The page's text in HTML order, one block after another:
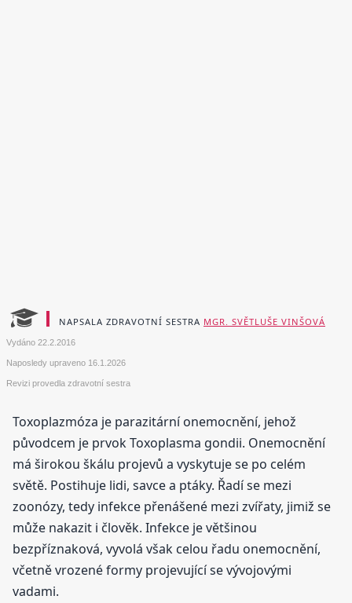
NAPSALA ZDRAVOTNÍ SESTRA MGR. SVĚTLUŠE VINŠOVÁ
Vydáno 22.2.2016
Naposledy upraveno 16.1.2026
Revizi provedla zdravotní sestra
Toxoplazmóza je parazitární onemocnění, jehož
původcem je prvok Toxoplasma gondii. Onemocnění
má širokou škálu projevů a vyskytuje se po celém
světě. Postihuje lidi, savce a ptáky. Řadí se mezi
zoonózy, tedy infekce přenášené mezi zvířaty, jimiž se
může nakazit i člověk. Infekce je většinou
bezpříznaková, vyvolá však celou řadu onemocnění,
včetně vrozené formy projevující se vývojovými
vadami.